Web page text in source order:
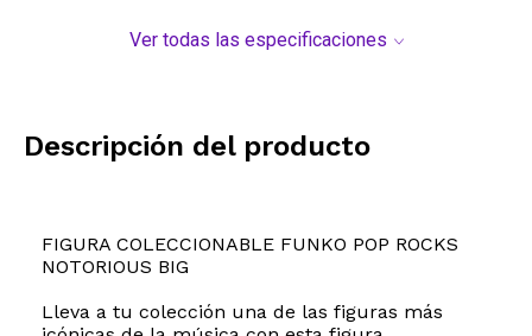
Ver todas las especificaciones
Descripción del producto
FIGURA COLECCIONABLE FUNKO POP ROCKS
NOTORIOUS BIG
Lleva a tu colección una de las figuras más